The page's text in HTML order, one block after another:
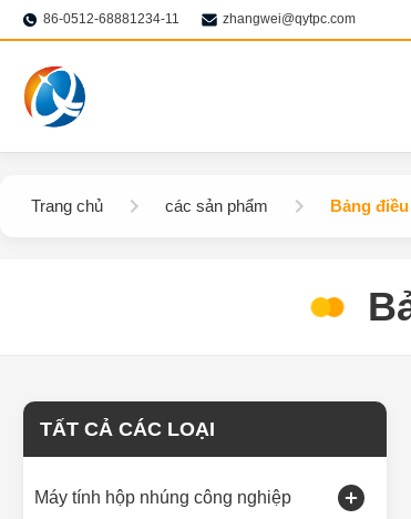
86-0512-68881234-11 zhangwei@qytpc.com
Trang chủ các sản phẩm Bảng
TẤT CẢ CÁC LOẠI
Máy tính hộp nhúng công nghiệp